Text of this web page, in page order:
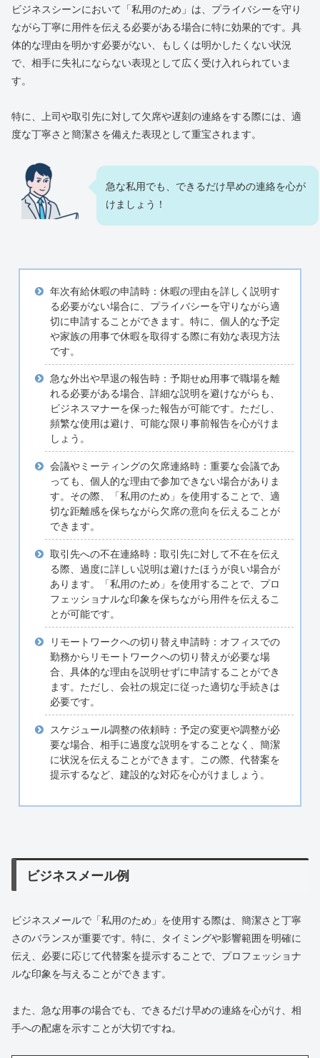
ビジネスシーンにおいて「私用のため」は、プライバシーを守り
ながら丁寧に用件を伝える必要がある場合に特に効果的です。具
体的な理由を明かす必要がない、もしくは明かしたくない状況
で、相手に失礼にならない表現として広く受け入れられていま
す。
特に、上司や取引先に対して欠席や遅刻の連絡をする際には、適
度な丁寧さと簡潔さを備えた表現として重宝されます。
急な私用でも、できるだけ早めの連絡を心が
けましょう！
年次有給休暇の申請時：休暇の理由を詳しく説明す
る必要がない場合に、プライバシーを守りながら適
切に申請することができます。特に、個人的な予定
や家族の用事で休暇を取得する際に有効な表現方法
です。
急な外出や早退の報告時：予期せぬ用事で職場を離
れる必要がある場合、詳細な説明を避けながらも、
ビジネスマナーを保った報告が可能です。ただし、
頻繁な使用は避け、可能な限り事前報告を心がけま
しょう。
会議やミーティングの欠席連絡時：重要な会議であ
っても、個人的な理由で参加できない場合がありま
す。その際、「私用のため」を使用することで、適
切な距離感を保ちながら欠席の意向を伝えることが
できます。
取引先への不在連絡時：取引先に対して不在を伝え
る際、過度に詳しい説明は避けたほうが良い場合が
あります。「私用のため」を使用することで、プロ
フェッショナルな印象を保ちながら用件を伝えるこ
とが可能です。
リモートワークへの切り替え申請時：オフィスでの
勤務からリモートワークへの切り替えが必要な場
合、具体的な理由を説明せずに申請することができ
ます。ただし、会社の規定に従った適切な手続きは
必要です。
スケジュール調整の依頼時：予定の変更や調整が必
要な場合、相手に過度な説明をすることなく、簡潔
に状況を伝えることができます。この際、代替案を
提示するなど、建設的な対応を心がけましょう。
ビジネスメール例
ビジネスメールで「私用のため」を使用する際は、簡潔さと丁寧
さのバランスが重要です。特に、タイミングや影響範囲を明確に
伝え、必要に応じて代替案を提示することで、プロフェッショナ
ルな印象を与えることができます。
また、急な用事の場合でも、できるだけ早めの連絡を心がけ、相
手への配慮を示すことが大切ですね。